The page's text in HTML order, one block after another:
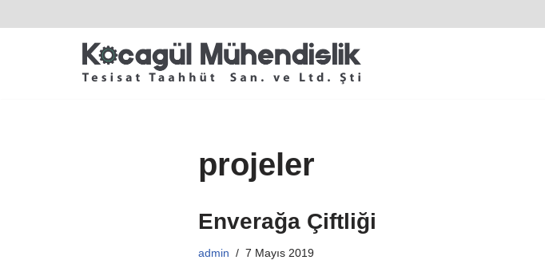
projeler
Enverağa Çiftliği
admin 7 Mayıs 2019